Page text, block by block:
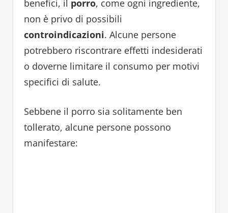
benefici, il porro, come ogni ingrediente,
non è privo di possibili
controindicazioni. Alcune persone
potrebbero riscontrare effetti indesiderati
o doverne limitare il consumo per motivi
specifici di salute.
Sebbene il porro sia solitamente ben
tollerato, alcune persone possono
manifestare: